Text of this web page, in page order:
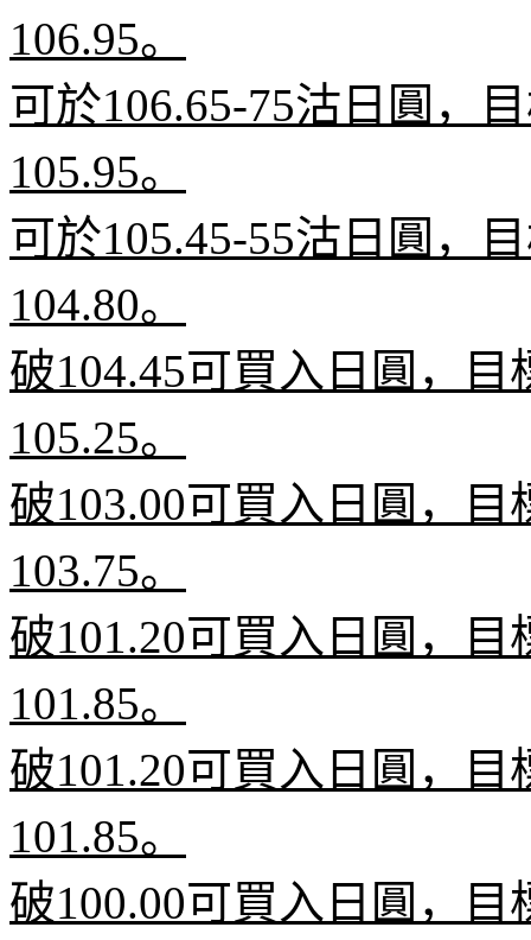
106.95。
可於106.65-75沽日圓，
105.95。
可於105.45-55沽日圓，
104.80。
破104.45可買入日圓，目
105.25。
破103.00可買入日圓，目
103.75。
破101.20可買入日圓，目
101.85。
破101.20可買入日圓，目
101.85。
破100.00可買入日圓，目